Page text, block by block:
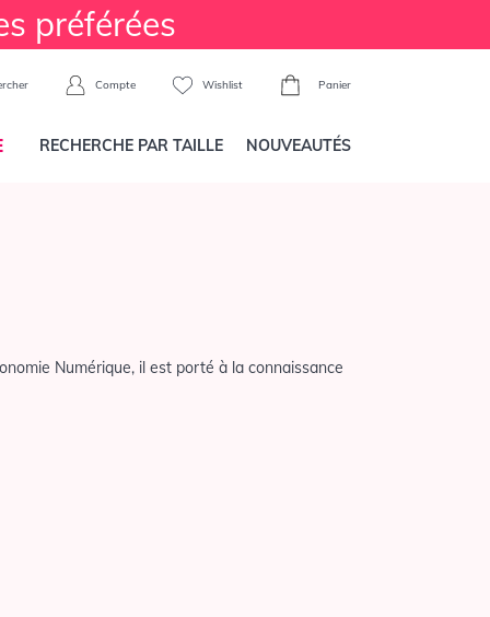
préférées
Compte Wishlist Panier
RECHERCHE PAR TAILLE NOUVEAUTÉS
Numérique, il est porté à la connaissance